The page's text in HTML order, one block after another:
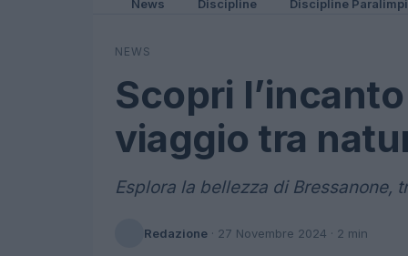
News Discipline Discipline
NEWS
Scopri
viaggio tra
Esplora la bellezza di Bressanone,
Redazione · 27 Novembre 2024 · 2 min